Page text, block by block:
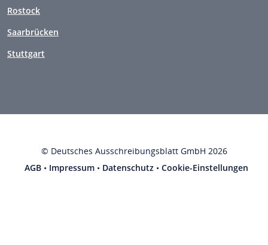
Rostock
Saarbrücken
Stuttgart
© Deutsches Ausschreibungsblatt GmbH 2026
AGB • Impressum • Datenschutz • Cookie-Einstellungen